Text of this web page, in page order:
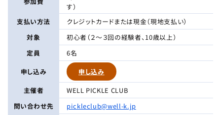
す）
支払い方法
クレジットカードまたは現金（現地支払い）
対象
初心者（２～３回の経験者、10歳以上）
定員
6名
申し込み
申し込み
主催者
WELL PICKLE CLUB
問い合わせ先
pickleclub@well-k.jp